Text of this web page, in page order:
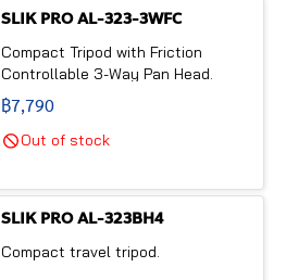
SLIK PRO AL-323-3WFC
Compact Tripod with Friction
Controllable 3-Way Pan Head.
฿7,790
Out of stock
SLIK PRO AL-323BH4
Compact travel tripod.